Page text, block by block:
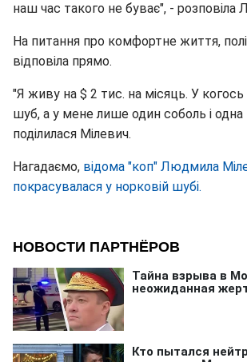
наш час такого не буває", - розповіла
На питання про комфортне життя,
відповіла прямо.
"Я живу на $ 2 тис. на місяць. У
шуб, а у мене лише один соболь і одна
поділилася Мілевич.
Нагадаємо, відома "коп" Людмила
покрасувалася у норковій шубі.